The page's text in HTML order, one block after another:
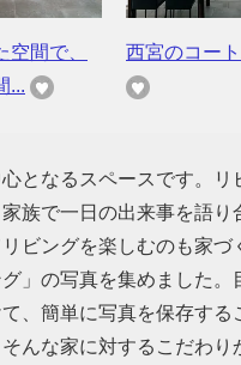
空間で、
...
西宮のコー
となるスペースです。
族で一日の出来事を語
ビングを楽しむのも家
」の写真を集めました
、簡単に写真を保存す
んな家に対するこだわ